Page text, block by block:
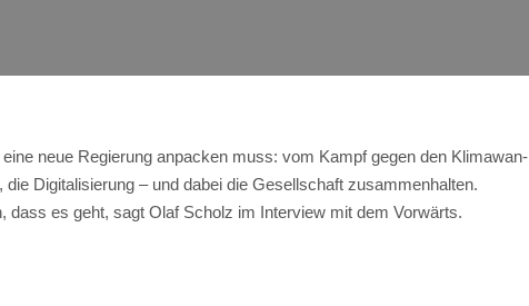
neue Regie­rung anpa­cken muss: vom Kampf gegen den Kli­ma­wan­
Digi­ta­li­sie­rung – und dabei die Gesell­schaft zusam­men­hal­ten.
dass es geht, sagt Olaf Scholz im Inter­view mit dem Vorwärts.